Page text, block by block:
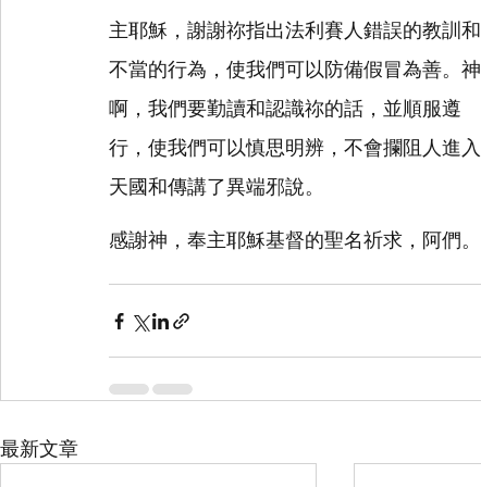
主耶穌，謝謝祢指出法利賽人錯誤的教訓和
不當的行為，使我們可以防備假冒為善。神
啊，我們要勤讀和認識祢的話，並順服遵
行，使我們可以慎思明辨，不會攔阻人進入
天國和傳講了異端邪說。
感謝神，奉主耶穌基督的聖名祈求，阿們。
最新文章